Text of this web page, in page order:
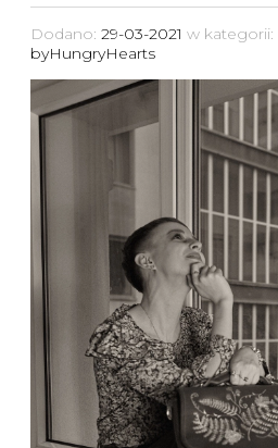
Dodano: 29-03-2021 w kategorii:
byHungryHearts